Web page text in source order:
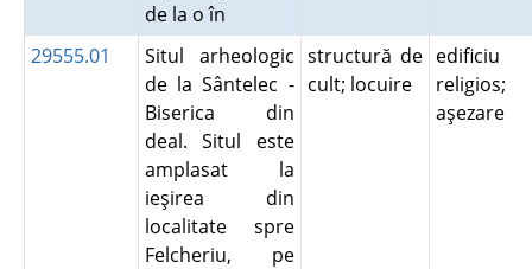
de la o în
29555.01
Situl arheologic
de la Sântelec -
Biserica din
deal. Situl este
amplasat la
ieşirea din
localitate spre
Felcheriu, pe
structură de
cult; locuire
edificiu
religios;
aşezare